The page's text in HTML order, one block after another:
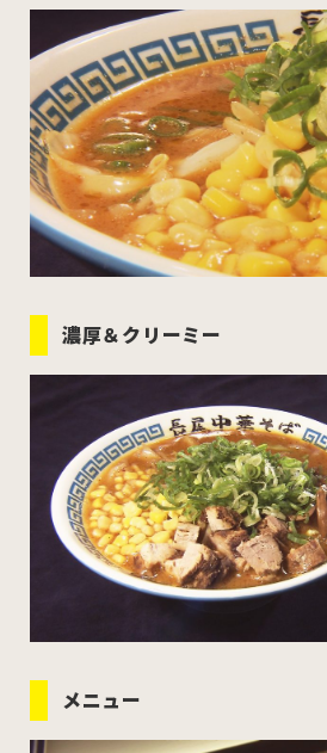
濃厚＆クリーミー
メニュー